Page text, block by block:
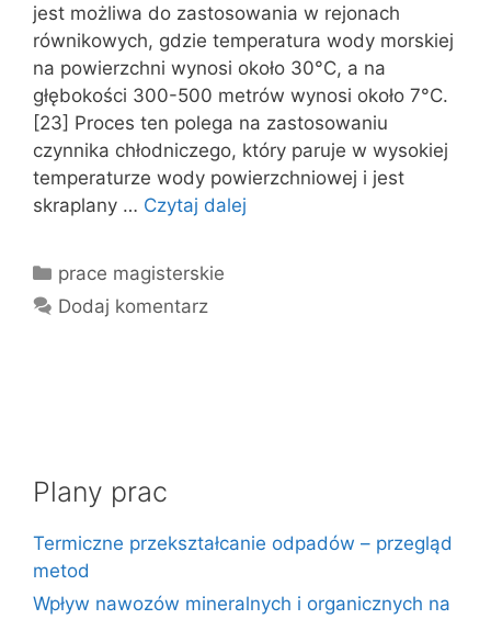
jest możliwa do zastosowania w rejonach
równikowych, gdzie temperatura wody morskiej
na powierzchni wynosi około 30°C, a na
głębokości 300-500 metrów wynosi około 7°C.
[23] Proces ten polega na zastosowaniu
czynnika chłodniczego, który paruje w wysokiej
temperaturze wody powierzchniowej i jest
skraplany … Czytaj dalej
Kategorie
prace magisterskie
Dodaj komentarz
Plany prac
Termiczne przekształcanie odpadów – przegląd
metod
Wpływ nawozów mineralnych i organicznych na